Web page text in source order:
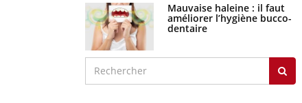
Mauvaise haleine : il faut
améliorer l’hygiène bucco-
dentaire